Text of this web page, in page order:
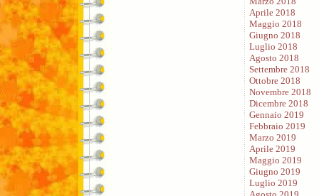
Aprile 2018
Maggio 2018
Giugno 2018
Luglio 2018
Agosto 2018
Settembre 2018
Ottobre 2018
Novembre 2018
Dicembre 2018
Gennaio 2019
Febbraio 2019
Marzo 2019
Aprile 2019
Maggio 2019
Giugno 2019
Luglio 2019